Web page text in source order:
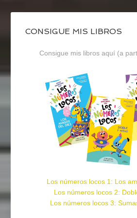
CONSIGUE MIS LIBROS
Consigue mis libros aquí (a
Los números locos 1: Los
Los números locos 2:
Los números locos 3: